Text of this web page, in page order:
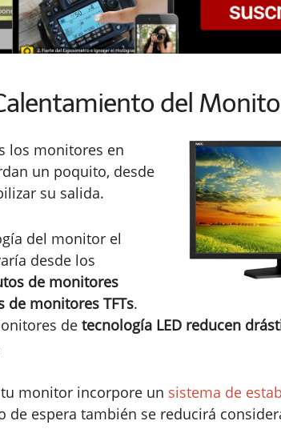
del
los monitores en
un poquito, desde
su salida.
del monitor el
desde los
de monitores
de monitores TFTs.
de tecnología LED reducen
monitor incorpore un sistema de
de espera también se reducirá